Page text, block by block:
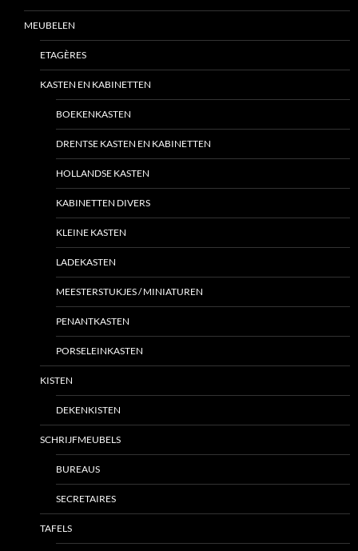
MEUBELEN
ETAGÈRES
KASTEN EN KABINETTEN
BOEKENKASTEN
DRENTSE KASTEN EN KABINETTEN
HOLLANDSE KASTEN
KABINETTEN DIVERS
KLEINE KASTEN
LADEKASTEN
MEESTERSTUKJES / MINIATUREN
PENANTKASTEN
PORSELEINKASTEN
KISTEN
DEKENKISTEN
SCHRIJFMEUBELS
BUREAUS
SECRETAIRES
TAFELS